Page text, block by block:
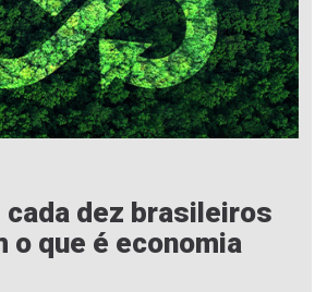
cada dez brasileiros
o que é economia